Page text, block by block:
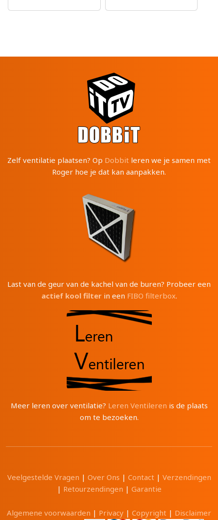
Zelf ventilatie plaatsen? Op Dobbit leren we je samen met
Roger hoe je dat kan aanpakken.
Last van de geur van de kachel van de buren? Probeer een
actief kool filterin een FIBO filterbox.
Meer leren over ventilatie? Leren Ventileren is de plaats
om te bezoeken.
Veelgestelde Vragen | Over Ons | Contact| Verzendingen
| Retourzendingen | Garantie
Algemene voorwaarden | Privacy | Copyright | Disclaimer